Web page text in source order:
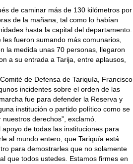
de caminar más de 130 kilómetros por
de la mañana, tal como lo habían
hasta la capital del departamento.
fueron sumando más comunarios,
la medida unas 70 personas, llegaron
a su entrada a Tarija, entre aplausos,
de Defensa de Tariquía, Francisco
incidentes sobre el orden de las
fue para defender la Reserva y
institución o partido político como se
derechos”, exclamó.
de todas las instituciones para
al mundo entero, que Tariquía está
para demostrarles que no solamente
que todos ustedes. Estamos firmes en